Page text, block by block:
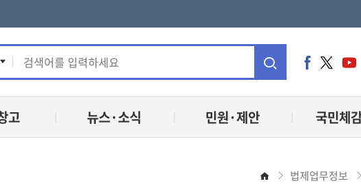
통
합
검
통
색
페
스
북
트
터
고 뉴스·소식 민원·제안 국민체
홈 법제업무정보